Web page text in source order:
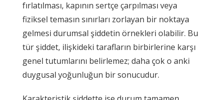
fırlatılması, kapının sertçe çarpılması veya
fiziksel temasın sınırları zorlayan bir noktaya
gelmesi durumsal şiddetin örnekleri olabilir. Bu
tür şiddet, ilişkideki tarafların birbirlerine karşı
genel tutumlarını belirlemez; daha çok o anki
duygusal yoğunluğun bir sonucudur.